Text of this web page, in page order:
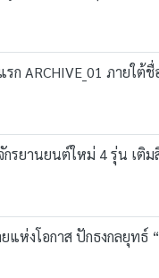
ARCHIVE_01 ภายใต้
ยานยนต์ใหม่ 4 รุ่น เติม
งโอกาส ปักธงกลยุทธ์